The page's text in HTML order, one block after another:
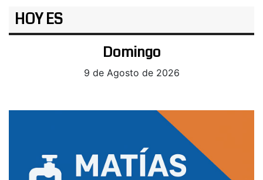
HOY ES
Domingo
9 de Agosto de 2026